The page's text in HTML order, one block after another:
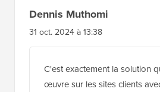
Dennis Muthomi
31 oct. 2024 à 13:38
C'est exactement la solution
œuvre sur les sites clients